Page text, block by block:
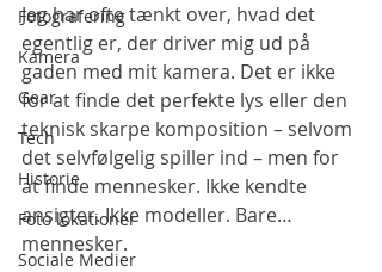
Fotografering
Kamera
Gear
Tech
Historie
Foto lokationer
Sociale Medier
Jeg har ofte tænkt over, hvad det
egentlig er, der driver mig ud på
gaden med mit kamera. Det er ikke
for at finde det perfekte lys eller den
teknisk skarpe komposition – selvom
det selvfølgelig spiller ind – men for
at finde mennesker. Ikke kendte
ansigter. Ikke modeller. Bare…
mennesker.